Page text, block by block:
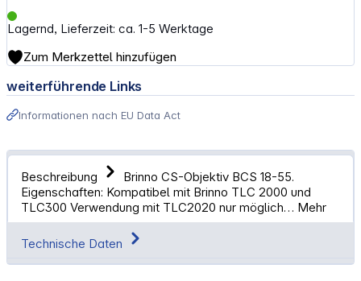
Lagernd, Lieferzeit: ca. 1-5 Werktage
Zum Merkzettel hinzufügen
weiterführende Links
Informationen nach EU Data Act
Beschreibung
Brinno CS-Objektiv BCS 18-55.
Eigenschaften: Kompatibel mit Brinno TLC 2000 und
TLC300 Verwendung mit TLC2020 nur möglich… Mehr
Technische Daten